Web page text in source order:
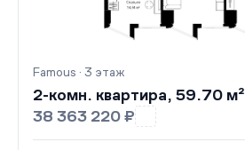
Famous · 3 этаж
2-комн. квартира, 59.70 м²
38 363 220 ₽